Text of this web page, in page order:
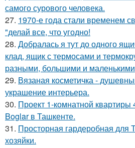
самого сурового человека.
27. 1970-е года стали временем
"делай все, что угодно!
28. Добралась я тут до одного
клад, ящик с термосами и
разными, большими и
29. Вязаная косметичка -
украшение интерьера.
30. Проект 1-комнатной
Boglar в Ташкенте.
31. Просторная гардеробная для
хозяйки.